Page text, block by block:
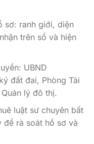
sơ: ranh giới, diện
trên sổ và hiện
UBND
đất đai, Phòng Tài
lý đô thị.
luật sư chuyên bất
để rà soát hồ sơ và